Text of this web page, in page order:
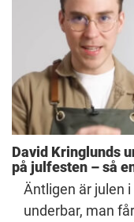
David Kringlunds
på julfesten – så
Äntligen är julen
underbar, man